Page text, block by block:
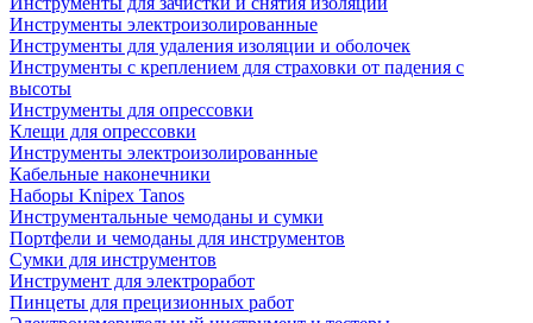
Инструменты электроизолированные
Инструменты для удаления изоляции и оболочек
Инструменты с креплением для страховки от падения с
высоты
Инструменты для опрессовки
Клещи для опрессовки
Инструменты электроизолированные
Кабельные наконечники
Наборы Knipex Tanos
Инструментальные чемоданы и сумки
Портфели и чемоданы для инструментов
Сумки для инструментов
Инструмент для электроработ
Пинцеты для прецизионных работ